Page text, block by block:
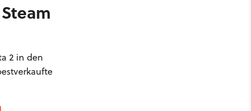
2 in den